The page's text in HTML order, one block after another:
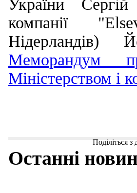
України
компанії
Меморандум
Міністерством і
Поділіться
Останні